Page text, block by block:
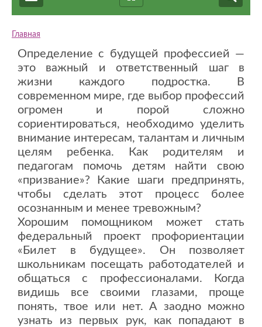
Главная
Определение с будущей профессией —
это важный и ответственный шаг в
жизни каждого подростка. В
современном мире, где выбор профессий
огромен и порой сложно
сориентироваться, необходимо уделить
внимание интересам, талантам и личным
целям ребенка. Как родителям и
педагогам помочь детям найти свою
«призвание»? Какие шаги предпринять,
чтобы сделать этот процесс более
осознанным и менее тревожным?
Хорошим помощником может стать
федеральный проект профориентации
«Билет в будущее». Он позволяет
школьникам посещать работодателей и
общаться с профессионалами. Когда
видишь все своими глазами, проще
понять, твое или нет. А заодно можно
узнать из первых рук, как попадают в